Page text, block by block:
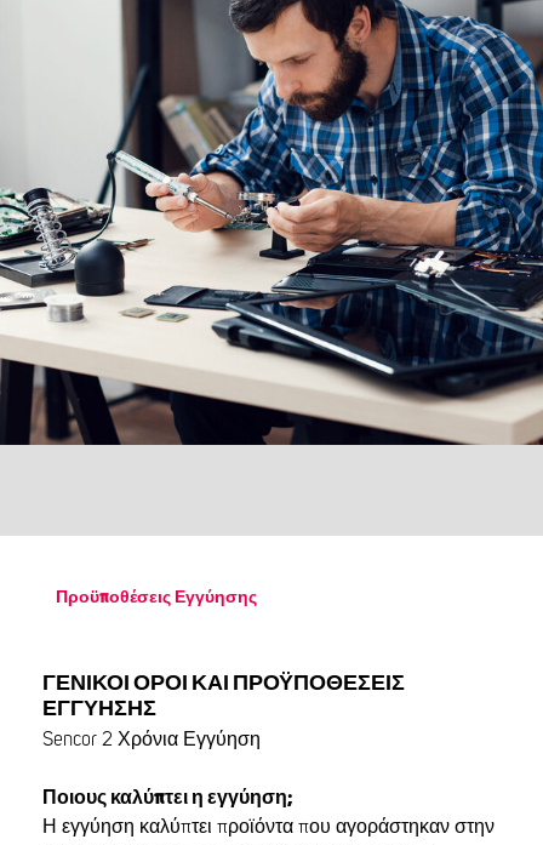
ΕΊΔΗ ΓΡΑΦΕΊΟΥ ΚΑΙ ΚΑΛΏΔΙΑ
Προϋποθέσεις Εγγύησης
ΓΕΝΙΚΟΊ ΌΡΟΙ ΚΑΙ ΠΡΟΫΠΟΘΈΣΕΙΣ
ΕΓΓΎΗΣΗΣ
Sencor 2 Χρόνια Εγγύηση
Ποιους καλύπτει η εγγύηση;
Η εγγύηση καλύπτει προϊόντα που αγοράστηκαν στην